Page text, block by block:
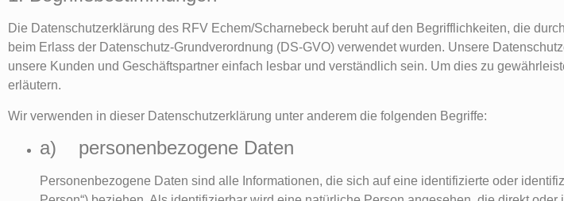
Die Datenschutzerklärung des RFV Echem/Scharnebeck beruht auf den Begrifflichkeiten, die
beim Erlass der Datenschutz-Grundverordnung (DS-GVO) verwendet wurden. Unsere
unsere Kunden und Geschäftspartner einfach lesbar und verständlich sein. Um dies zu
erläutern.
Wir verwenden in dieser Datenschutzerklärung unter anderem die folgenden Begriffe:
a) personenbezogene Daten
Personenbezogene Daten sind alle Informationen, die sich auf eine identifizierte oder